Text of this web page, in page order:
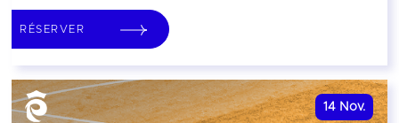
RÉSERVER
14 Nov.